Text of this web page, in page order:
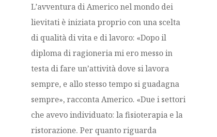
L’avventura di Americo nel mondo dei
lievitati è iniziata proprio con una scelta
di qualità di vita e di lavoro: «Dopo il
diploma di ragioneria mi ero messo in
testa di fare un’attività dove si lavora
sempre, e allo stesso tempo si guadagna
sempre», racconta Americo. «Due i settori
che avevo individuato: la fisioterapia e la
ristorazione. Per quanto riguarda